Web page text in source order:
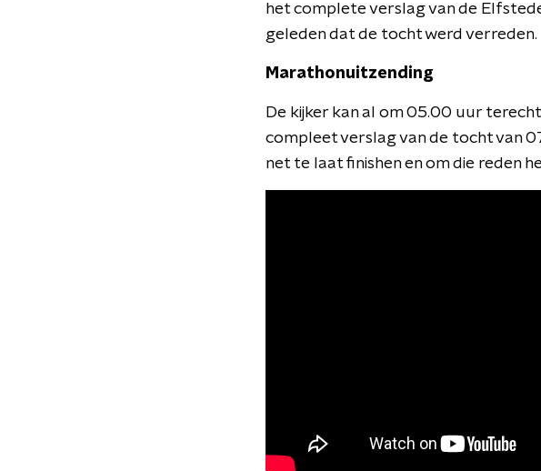
het complete verslag van de
geleden dat de tocht werd verreden.
Marathonuitzending
De kijker kan al om 05.00 uur
compleet verslag van de tocht van
net te laat finishen en om die reden